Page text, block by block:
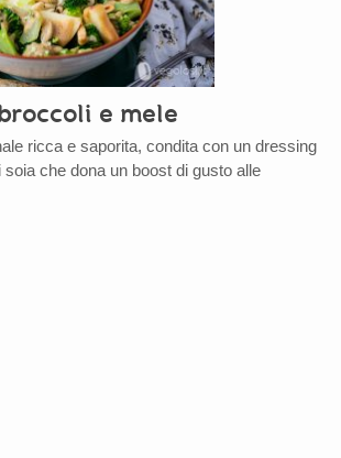
e mele
ricca e saporita, condita con un dressing
che dona un boost di gusto alle